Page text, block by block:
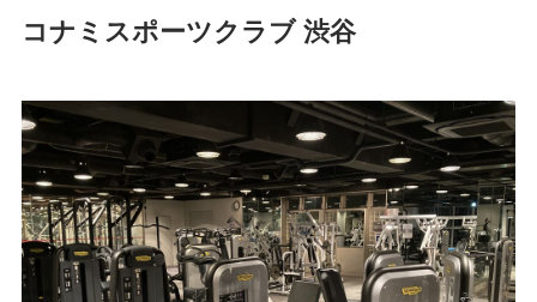
コナミスポーツクラブ 渋谷